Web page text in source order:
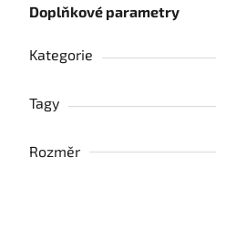
Doplňkové parametry
Kategorie
Tagy
Rozměr